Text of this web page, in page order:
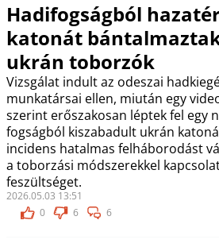
Hadifogságból
katonát
ukrán toborzók
Vizsgálat indult az odeszai
munkatársai ellen, miután egy
szerint erőszakosan léptek fel egy
fogságból kiszabadult ukrán
incidens hatalmas felháborodást
a toborzási módszerekkel
feszültséget.
2026.05.03 13:51
0
6 6